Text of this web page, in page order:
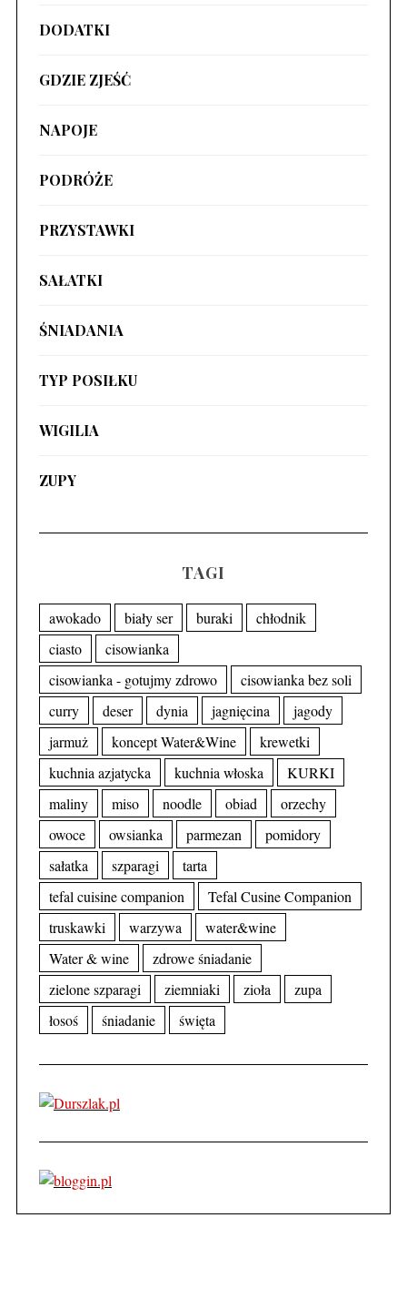
DODATKI
GDZIE ZJEŚĆ
NAPOJE
PODRÓŻE
PRZYSTAWKI
SAŁATKI
ŚNIADANIA
TYP POSIŁKU
WIGILIA
ZUPY
TAGI
awokado biały ser buraki
chłodnik
ciasto
cisowianka
cisowianka - gotujmy zdrowo
cisowianka bez soli
curry
deser dynia jagnięcina
jagody
jarmuż
koncept Water&Wine
krewetki
kuchnia azjatycka
kuchnia włoska
KURKI
maliny
miso noodle obiad
orzechy
owoce
owsianka parmezan
pomidory
sałatka
szparagi
tarta
tefal cuisine companion
Tefal Cusine Companion
truskawki
warzywa
water&wine
Water & wine
zdrowe śniadanie
zielone szparagi
ziemniaki zioła
zupa
łosoś
śniadanie święta